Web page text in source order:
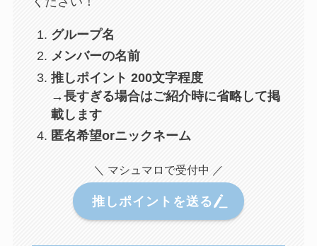
グループ名
メンバーの名前
推しポイント 200文字程度
→長すぎる場合はご紹介時に省略して掲
載します
匿名希望orニックネーム
＼ マシュマロで受付中 ／
推しポイントを送る